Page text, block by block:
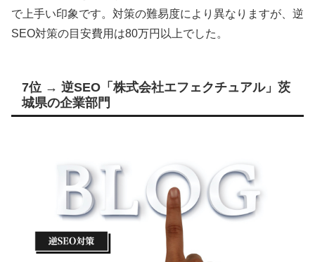
で上手い印象です。対策の難易度により異なりますが、逆
SEO対策の目安費用は80万円以上でした。
7位 → 逆SEO「株式会社エフェクチュアル」茨
城県の企業部門